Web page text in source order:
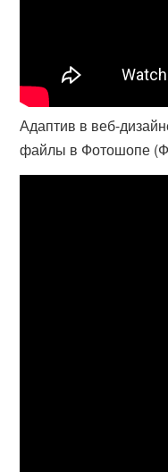
Адаптив в веб-
файлы в Фотошопе